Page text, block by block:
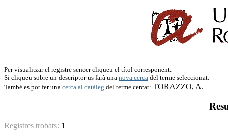
Per visualitzar el registre sencer cliqueu el títol corresponent.
Si cliqueu sobre un descriptor us farà una nova cerca del terme seleccionat.
També es pot fer una cerca al catàleg del terme cercat: TORAZZO, A.
Registres trobats: 1